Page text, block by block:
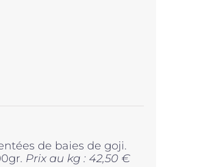
de baies de goji.
Prix au kg : 42,50 €